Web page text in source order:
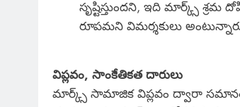
సృష్టిస్తుందని, ఇది మార్క్స్
రూపమని విమర్శకులు
విప్లవం, సాంకేతికత దారులు
మార్క్స్ సామాజిక విప్లవం ద్వారా